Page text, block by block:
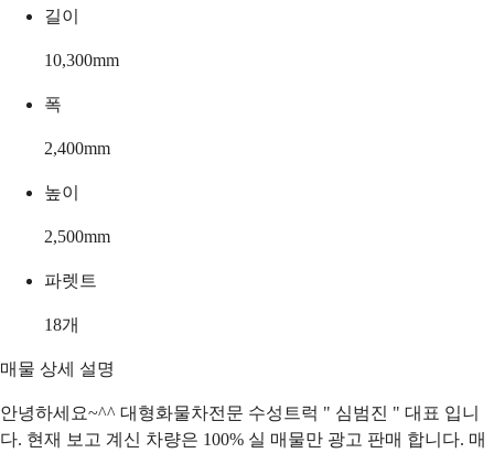
길이
10,300mm
폭
2,400mm
높이
2,500mm
파렛트
18개
매물 상세 설명
안녕하세요~^^ 대형화물차전문 수성트럭 " 심범진 " 대표 입니
다. 현재 보고 계신 차량은 100% 실 매물만 광고 판매 합니다. 매